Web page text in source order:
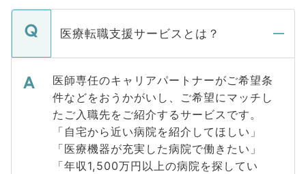
医療転職支援サービスとは？
医師専任のキャリアパートナーがご希望条
件などをおうかがいし、ご希望にマッチし
たご入職先をご紹介するサービスです。
「自宅から近い病院を紹介してほしい」
「医療機器が充実した病院で働きたい」
「年収1,500万円以上の病院を探してい